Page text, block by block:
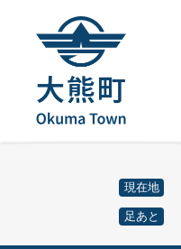
現在地
足あと